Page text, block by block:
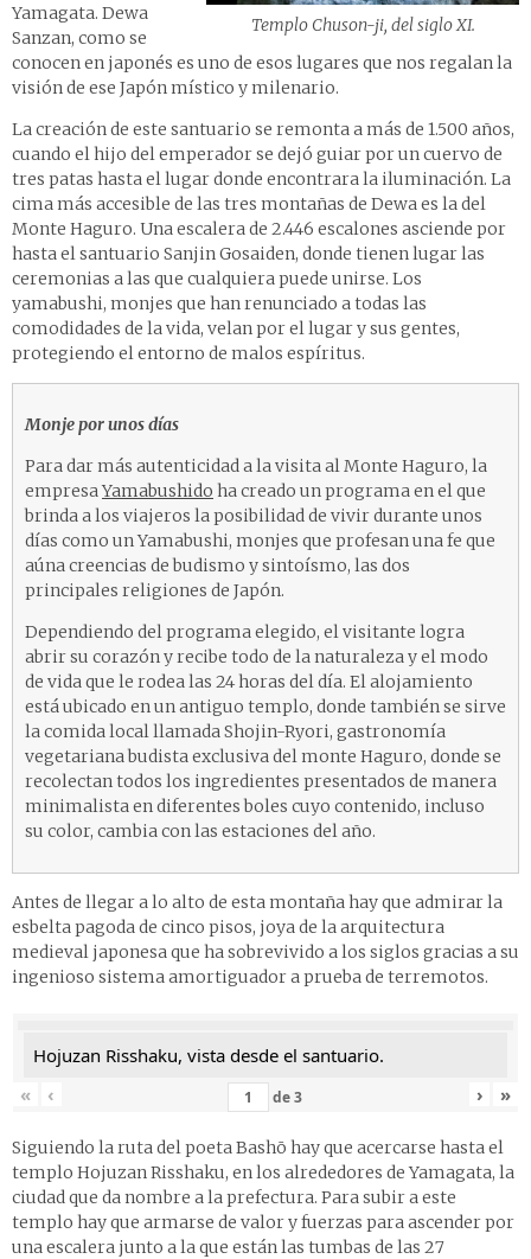
Templo Chuson-ji, del siglo XI.
Yamagata. Dewa
Sanzan, como se
conocen en japonés es uno de esos lugares que nos regalan la
visión de ese Japón místico y milenario.
La creación de este santuario se remonta a más de 1.500 años,
cuando el hijo del emperador se dejó guiar por un cuervo de
tres patas hasta el lugar donde encontrara la iluminación. La
cima más accesible de las tres montañas de Dewa es la del
Monte Haguro. Una escalera de 2.446 escalones asciende por
hasta el santuario Sanjin Gosaiden, donde tienen lugar las
ceremonias a las que cualquiera puede unirse. Los
yamabushi, monjes que han renunciado a todas las
comodidades de la vida, velan por el lugar y sus gentes,
protegiendo el entorno de malos espíritus.
Monje por unos días
Para dar más autenticidad a la visita al Monte Haguro, la
empresaYamabushido ha creado un programa en el que
brinda a los viajeros la posibilidad de vivir durante unos
días como un Yamabushi, monjes que profesan una fe que
aúna creencias de budismo y sintoísmo, las dos
principales religiones de Japón.
Dependiendo del programa elegido, el visitante logra
abrir su corazón y recibe todo de la naturaleza y el modo
de vida que le rodea las 24 horas del día. El alojamiento
está ubicado en un antiguo templo, donde también se sirve
la comida local llamada Shojin-Ryori, gastronomía
vegetariana budista exclusiva del monte Haguro, donde se
recolectan todos los ingredientes presentados de manera
minimalista en diferentes boles cuyo contenido, incluso
su color, cambia con las estaciones del año.
Antes de llegar a lo alto de esta montaña hay que admirar la
esbelta pagoda de cinco pisos, joya de la arquitectura
medieval japonesa que ha sobrevivido a los siglos gracias a su
ingenioso sistema amortiguador a prueba de terremotos.
Hojuzan Risshaku, vista desde el santuario.
«
‹ de3 › »
Siguiendo la ruta del poeta Bashō hay que acercarse hasta el
templo Hojuzan Risshaku, en los alrededores de Yamagata, la
ciudad que da nombre a la prefectura. Para subir a este
templo hay que armarse de valor y fuerzas para ascender por
una escalera junto a la que están las tumbas de las 27